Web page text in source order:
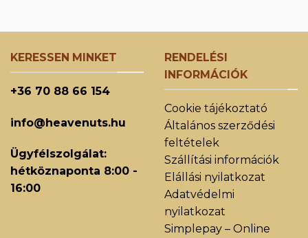
KERESSEN MINKET
+36 70 88 66 154
info@heavenuts.hu
Ügyfélszolgálat:
hétköznaponta 8:00 -
16:00
RENDELÉSI
INFORMÁCIÓK
Cookie tájékoztató
Általános szerződési
feltételek
Szállítási információk
Elállási nyilatkozat
Adatvédelmi
nyilatkozat
Simplepay – Online